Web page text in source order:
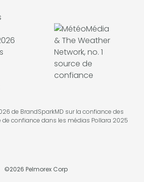
de BrandSparkMD sur la confiance des
de confiance dans les médias Pollara 2025
©2026 Pelmorex Corp